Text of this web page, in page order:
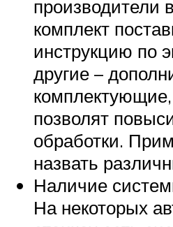
производители
комплект
инструкцию по
другие –
позволят
обработки.
назвать
Наличие
На некоторых